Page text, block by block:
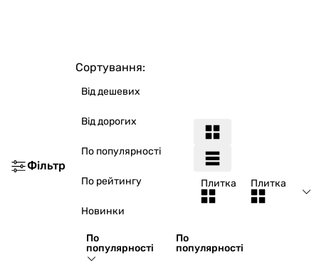
Фільтр
Сортування:
Від дешевих
Від дорогих
По популярності
По рейтингу
Новинки
По
популярності
По
популярності
Плитка Плитка